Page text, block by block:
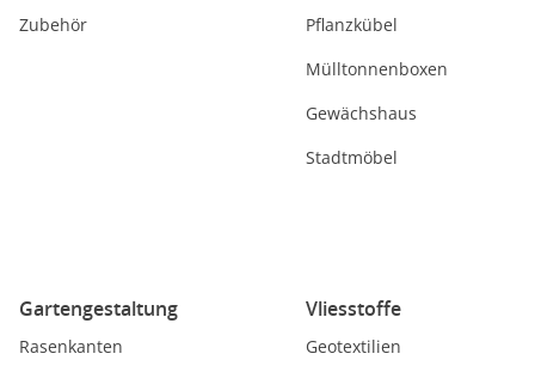
Zubehör
Pflanzkübel
Mülltonnenboxen
Gewächshaus
Stadtmöbel
Gartengestaltung
Rasenkanten
Vliesstoffe
Geotextilien